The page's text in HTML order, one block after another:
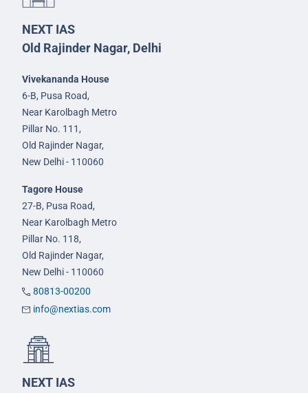
NEXT IAS
Old Rajinder Nagar, Delhi
Vivekananda House
6-B, Pusa Road,
Near Karolbagh Metro
Pillar No. 111,
Old Rajinder Nagar,
New Delhi - 110060
Tagore House
27-B, Pusa Road,
Near Karolbagh Metro
Pillar No. 118,
Old Rajinder Nagar,
New Delhi - 110060
80813-00200
info@nextias.com
NEXT IAS